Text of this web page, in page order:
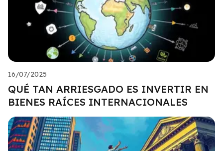
16/07/2025
QUÉ TAN ARRIESGADO ES INVERTIR EN
BIENES RAÍCES INTERNACIONALES